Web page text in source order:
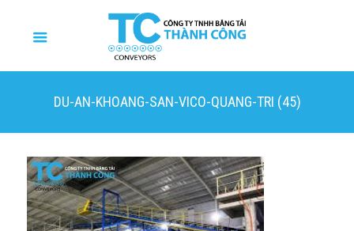
DU-AN-KHOANG-SAN-VICO-QUANG-TRI (45)